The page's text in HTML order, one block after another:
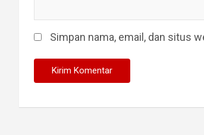
Simpan nama, email, dan situs